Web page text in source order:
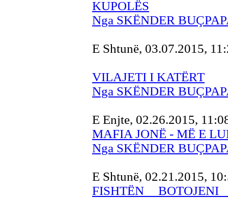
KUPOLËS
Nga SKËNDER
E Shtunë, 03.07.2015,
VILAJETI I KATËRT
Nga SKËNDER
E Enjte, 02.26.2015,
MAFIA JONË - MË E
Nga SKËNDER
E Shtunë, 02.21.2015,
FISHTËN